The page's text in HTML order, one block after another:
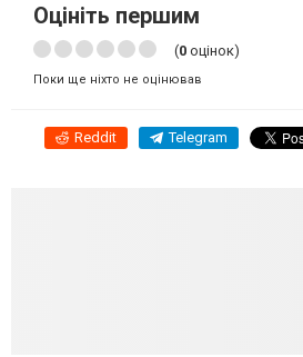
Оцініть першим
(0 оцінок)
Поки ще ніхто не оцінював
Reddit Telegram